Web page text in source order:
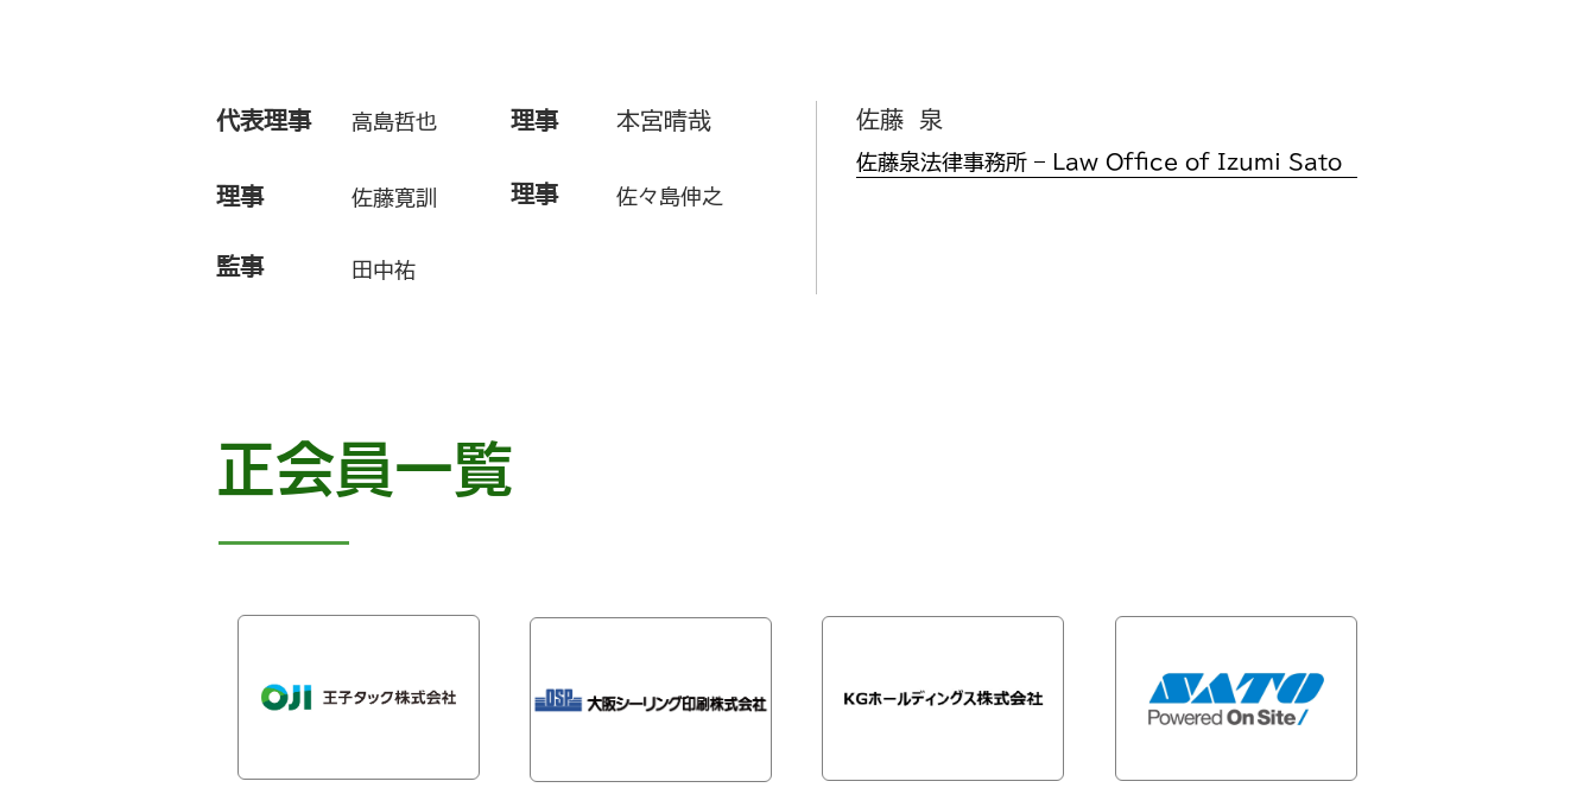
代表理事 高島哲也 理事 本宮晴哉
理事 佐藤寛訓 理事 佐々島伸之
​監事 田中祐
佐藤 泉
佐藤泉法律事務所 – Law Office of Izumi Sato
正会員一覧